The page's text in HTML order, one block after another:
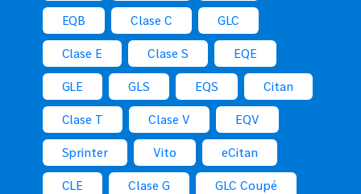
EQB Clase C GLC
Clase E Clase S EQE
GLE GLS EQS Citan
Clase T Clase V EQV
Sprinter Vito eCitan
CLE Clase G GLC Coupé